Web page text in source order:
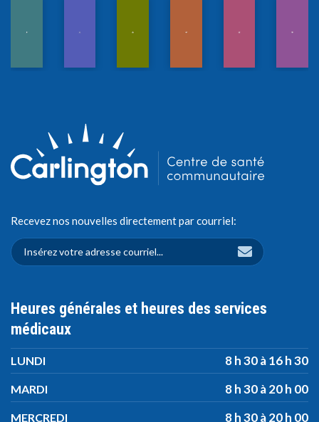
Recevez nos nouvelles directement par courriel:
Heures générales et heures des services
médicaux
LUNDI 8 h 30 à 16 h 30
MARDI 8 h 30 à 20 h 00
MERCREDI 8 h 30 à 20 h 00